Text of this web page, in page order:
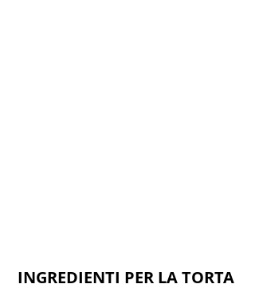
INGREDIENTI PER LA TORTA